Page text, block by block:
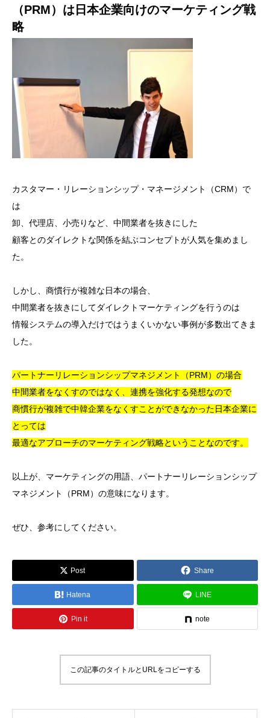
（PRM）は日本企業向けのマーケティング戦
略
カスタマー・リレーションシップ・マネージメント（CRM）で
は
卸、代理店、小売りなど、中間業者を抜きにした
顧客とのダイレクトな関係を結ぶコンセプトが人気を集めまし
た。
しかし、商慣行が複雑な日本の場合、
中間業者を抜きにしてダイレクトマーケティングを行うのは
情報システムの導入だけではうまくいかない事例が多数出てきま
した。
パートナーリレーションシップマネジメント（PRM）の場合
中間業者をなくすのではなく、連携を強化する発想なので
商慣行が複雑で中韓企業をなくすことができなかった日本企業に
とっては
最適なアプローチのマーケティング戦略ということなのです。
以上が、マーケティングの用語、パートナーリレーションシップ
マネジメント（PRM）の意味になります。
ぜひ、参考にしてください。
Post Share
Hatena LINE
Pin it note
この記事のタイトルとURLをコピーする